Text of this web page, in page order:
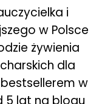
i
w Polsce
żywienia
dla
w